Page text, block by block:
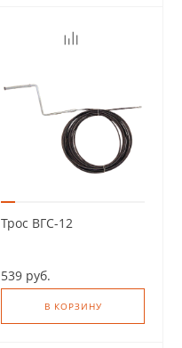
Трос ВГС-12
539 руб.
В КОРЗИНУ